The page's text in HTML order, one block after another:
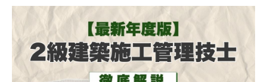
第2節 有機系接着剤によるタイル張り
第4章 屋根工事
第1節 屋根工事
第2節 とい工事